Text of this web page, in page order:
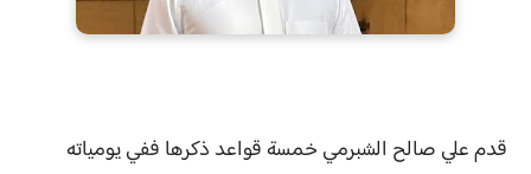
قدم علي صالح الشبرمي خمسة قواعد ذكرها ففي يومياته